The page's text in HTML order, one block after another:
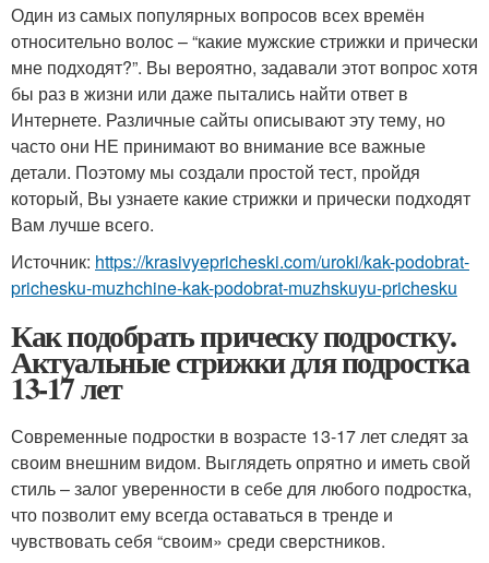
Один из самых популярных вопросов всех времён
относительно волос – “какие мужские стрижки и прически
мне подходят?”. Вы вероятно, задавали этот вопрос хотя
бы раз в жизни или даже пытались найти ответ в
Интернете. Различные сайты описывают эту тему, но
часто они НЕ принимают во внимание все важные
детали. Поэтому мы создали простой тест, пройдя
который, Вы узнаете какие стрижки и прически подходят
Вам лучше всего.
Источник: https://krasivyepricheski.com/uroki/kak-podobrat-
prichesku-muzhchine-kak-podobrat-muzhskuyu-prichesku
Как подобрать прическу подростку.
Актуальные стрижки для подростка
13-17 лет
Современные подростки в возрасте 13-17 лет следят за
своим внешним видом. Выглядеть опрятно и иметь свой
стиль – залог уверенности в себе для любого подростка,
что позволит ему всегда оставаться в тренде и
чувствовать себя “своим» среди сверстников.